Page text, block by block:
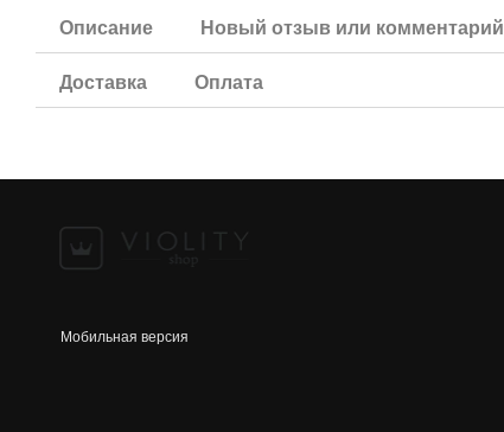
Описание Новый отзыв или комментарий
Доставка Оплата
Мобильная версия